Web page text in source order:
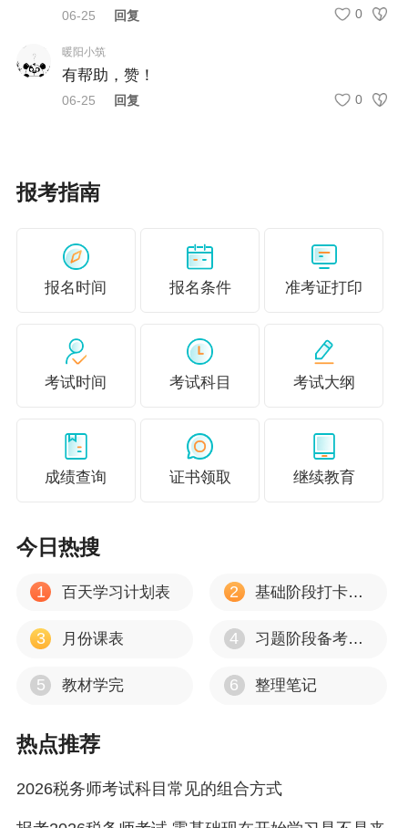
税法一、税法二、涉税服务实务
3.建议一起报考的3个科目组合
①税法一+税法二+涉税服务实务
主要考虑到“三税”之间的联系，且《税法一》
②税法一+税法二+涉税服务相关法律
③税法一+税法二+财务与会计
主要考虑到《财务与会计》科目比较难，能够
提示：以上建议一起报考的3科组合，都应该
优先保证《税法一》和《税法二》通过。
温馨提示
多，所以在有限的备考时间里复习5科难度有
些大。
如果您的基础非常好，备考时间也非常充足，
一次报考几科应根据自身具体情况而定。
2026税务师备考怎么用好错题？如何正确总结错
题？
06-25 回复 0
暖阳小筑
有帮助，赞！
06-25 回复 0
报考指南
报名时间 报名条件 准考证打印
考试时间 考试科目 考试大纲
成绩查询 证书领取 继续教育
今日热搜
1 百天学习计划表 2 基础阶段打卡计划
3 月份课表 4 习题阶段备考重点方向
5 教材学完 6 整理笔记
热点推荐
2026税务师考试科目常见的组合方式